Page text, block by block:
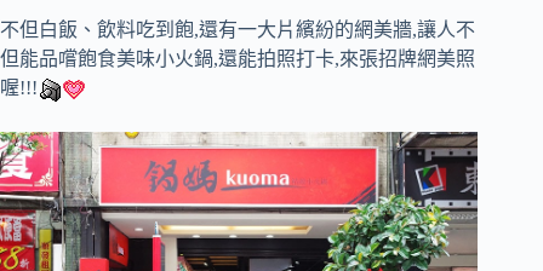
不但白飯、飲料吃到飽,還有一大片繽紛的網美牆,讓人不
但能品嚐飽食美味小火鍋,還能拍照打卡,來張招牌網美照
喔!!!